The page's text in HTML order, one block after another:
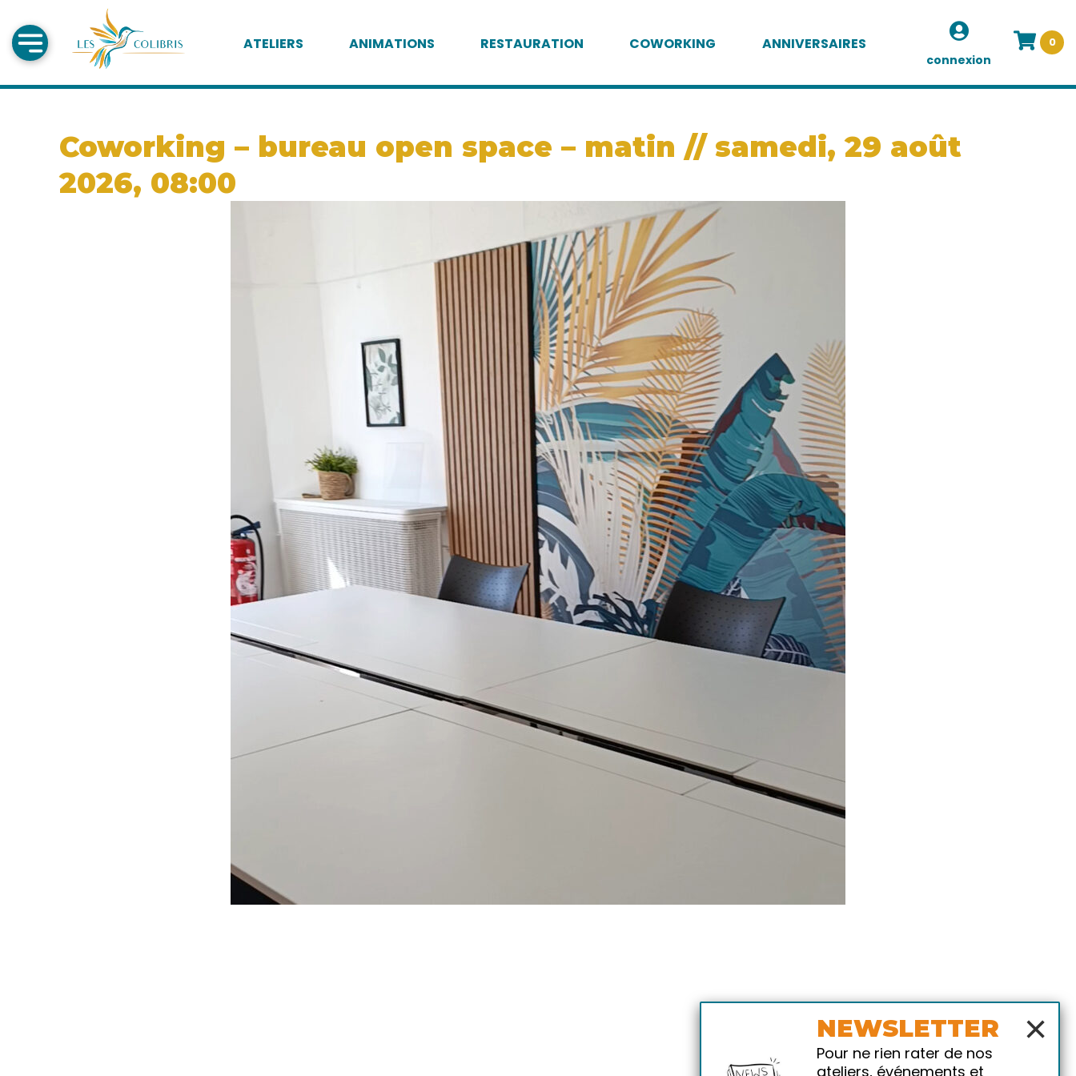
ATELIERS ANIMATIONS RESTAURATION COWORKING ANNIVERSAIRES
connexion
0
Coworking – bureau open space – matin // samedi, 29 août
2026, 08:00
×
NEWSLETTER
Pour ne rien rater de nos
ateliers, événements et